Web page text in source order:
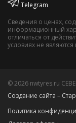
Telegram
Сведения о ценах,
информационный
отличаться от
условиях не
© 2026 nwtyres.ru
Создание сайта –
Политика